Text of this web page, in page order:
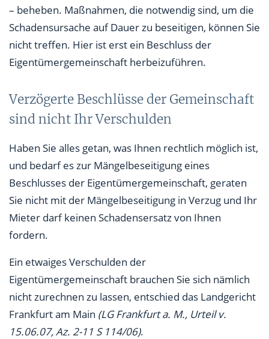
– beheben. Maßnahmen, die notwendig sind, um die
Schadensursache auf Dauer zu beseitigen, können Sie
nicht treffen. Hier ist erst ein Beschluss der
Eigentümergemeinschaft herbeizuführen.
Verzögerte Beschlüsse der Gemeinschaft
sind nicht Ihr Verschulden
Haben Sie alles getan, was Ihnen rechtlich möglich ist,
und bedarf es zur Mängelbeseitigung eines
Beschlusses der Eigentümergemeinschaft, geraten
Sie nicht mit der Mängelbeseitigung in Verzug und Ihr
Mieter darf keinen Schadensersatz von Ihnen
fordern.
Ein etwaiges Verschulden der
Eigentümergemeinschaft brauchen Sie sich nämlich
nicht zurechnen zu lassen, entschied das Landgericht
Frankfurt am Main (LG Frankfurt a. M., Urteil v.
15.06.07, Az. 2-11 S 114/06).